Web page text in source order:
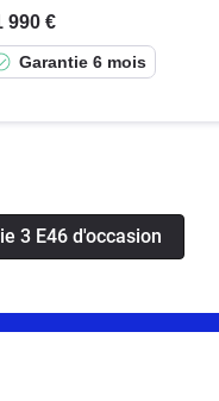
990 €
Garantie 6 mois
3 E46 d'occasion